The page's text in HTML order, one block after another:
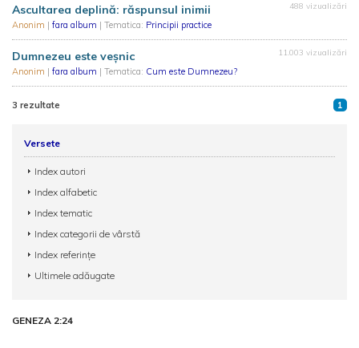
Ascultarea deplină: răspunsul inimii
Anonim | fara album | Tematica: Principii practice
488 vizualizări
Dumnezeu este veșnic
Anonim | fara album | Tematica: Cum este Dumnezeu?
11.003 vizualizări
3 rezultate 1
Versete
Index autori
Index alfabetic
Index tematic
Index categorii de vârstă
Index referințe
Ultimele adăugate
GENEZA 2:24